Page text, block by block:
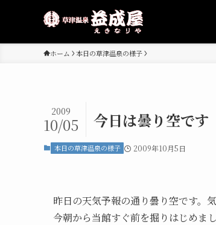
ホーム 本日の草津温泉の様子
今日は曇り空です
2009
10/05
本日の草津温泉の様子 2009年10月5日
昨日の天気予報の通り曇り空です。
今朝から当館すぐ前を掘りはじめま